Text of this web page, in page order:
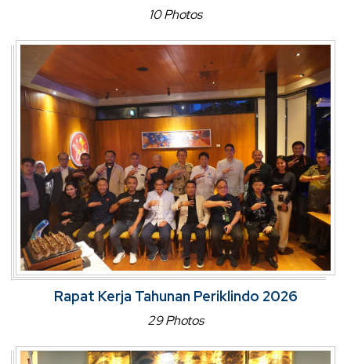
10 Photos
Rapat Kerja Tahunan Periklindo 2026
29 Photos